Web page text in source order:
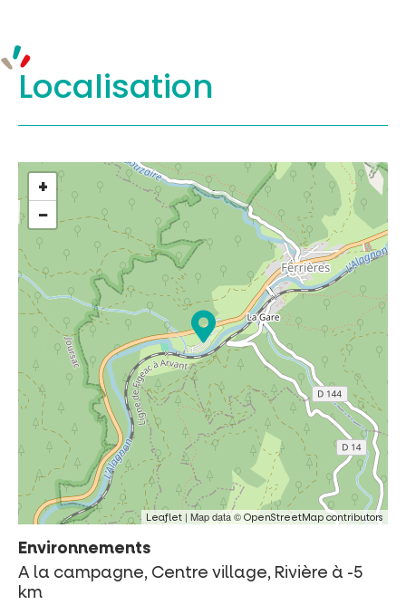
Localisation
+
−
Leaflet | Map data © OpenStreetMap contributors
Environnements
A la campagne, Centre village, Rivière à -5
km